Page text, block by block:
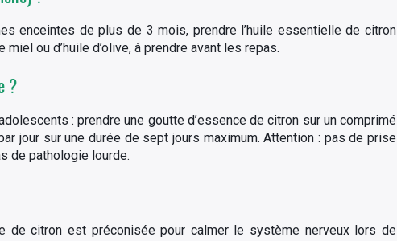
enceintes de plus de 3 mois, prendre l’huile essentielle de citron
ou d’huile d’olive, à prendre avant les repas.
?
: prendre une goutte d’essence de citron sur un comprimé
jour sur une durée de sept jours maximum. Attention : pas de prise
de pathologie lourde.
de citron est préconisée pour calmer le système nerveux lors de